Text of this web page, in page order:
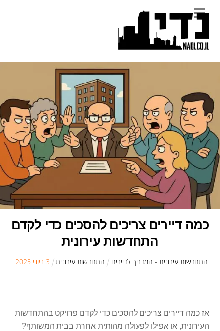
content
Menu
כמה דיירים צריכים להסכים כדי לקדם
התחדשות עירונית
התחדשות עירונית - המדריך לדיירים התחדשות עירונית 3 ביוני 2025
אז כמה דיירים צריכים להסכים כדי לקדם פרויקט בהתחדשות
העירונית, או אפילו לפעולה מהותית אחרת בבית המשותף?